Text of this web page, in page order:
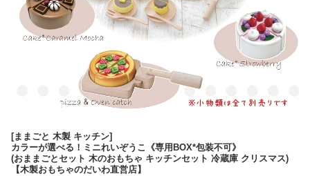
[ままごと 木製 キッチン]
カラーが選べる！ミニれいぞうこ《専用BOX*包装不可》
(おままごとセット 木のおもちゃ キッチンセット 冷蔵庫 クリスマス)
【木製おもちゃのだいわ直営店】